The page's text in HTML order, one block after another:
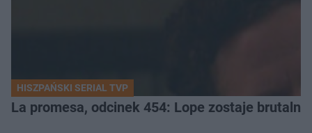
HISZPAŃSKI SERIAL TVP
La promesa, odcinek 454: Lope zostaje